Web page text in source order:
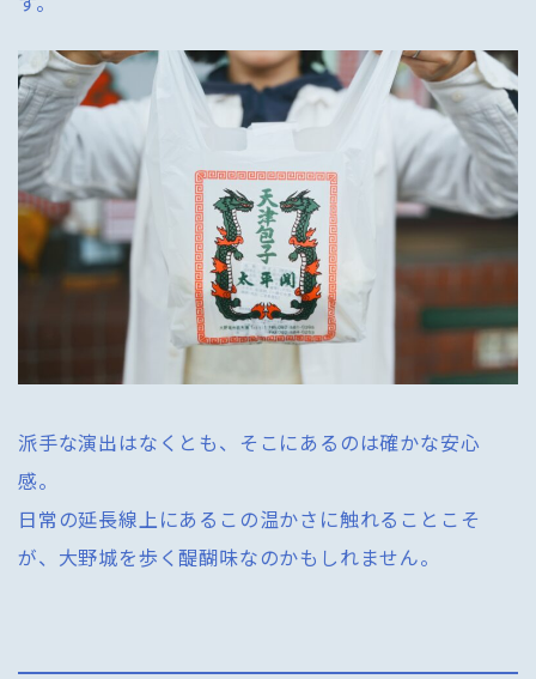
派手な演出はなくとも、そこにあるのは確かな安心
感。
日常の延長線上にあるこの温かさに触れることこそ
が、大野城を歩く醍醐味なのかもしれません。